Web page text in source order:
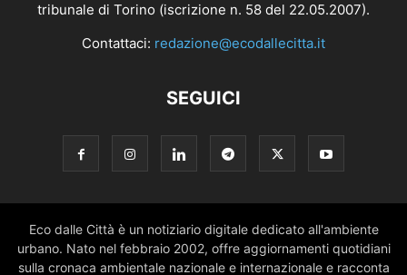
tribunale di Torino (iscrizione n. 58 del 22.05.2007).
Contattaci: redazione@ecodallecitta.it
SEGUICI
Eco dalle Città è un notiziario digitale dedicato all'ambiente
urbano. Nato nel febbraio 2002, offre aggiornamenti quotidiani
sulla cronaca ambientale nazionale e internazionale e racconta